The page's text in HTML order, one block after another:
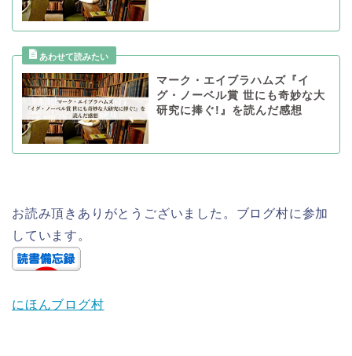
マーク・エイブラハムズ『イ
グ・ノーベル賞 世にも奇妙な大
研究に捧ぐ!』を読んだ感想
お読み頂きありがとうございました。ブログ村に参加
しています。
にほんブログ村